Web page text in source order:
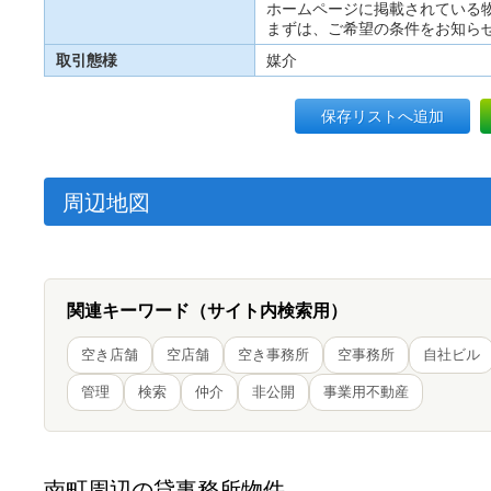
ホームページに掲載されている
まずは、ご希望の条件をお知ら
取引態様
媒介
保存リストへ追加
周辺地図
関連キーワード（サイト内検索用）
空き店舗 空店舗 空き事務所 空事務所 自社ビル
管理 検索 仲介 非公開 事業用不動産